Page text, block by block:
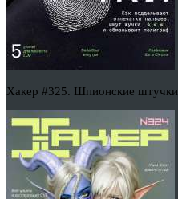
Хакер #325. Шпионские штучки